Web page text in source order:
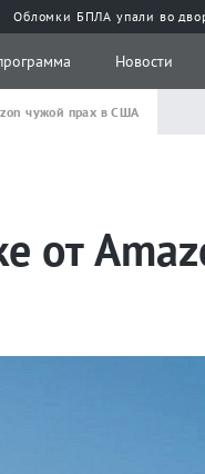
Обломки БПЛА упали во
Новости
чужой прах в США
от